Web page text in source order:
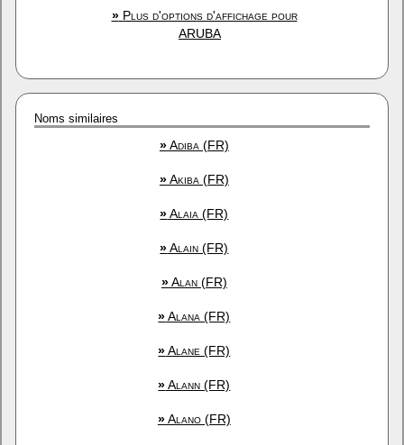
»Plus d'options d'affichage pour
ARUBA
Noms similaires
»Adiba (FR)
»Akiba (FR)
»Alaia (FR)
»Alain (FR)
»Alan (FR)
»Alana (FR)
»Alane (FR)
»Alann (FR)
»Alano (FR)